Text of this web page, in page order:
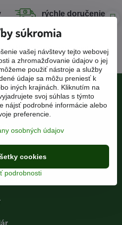
rýchle doručenie
službami spokojní samotní
súkromia
vašej návštevy tejto webovej
a zhromažďovanie údajov o jej
použiť nástroje a služby
údaje sa môžu preniesť k
iných krajinách. Kliknutím na
svoj súhlas s týmto
nájsť podrobné informácie alebo
preferencie.
osobných údajov
podrobnosti
cookies